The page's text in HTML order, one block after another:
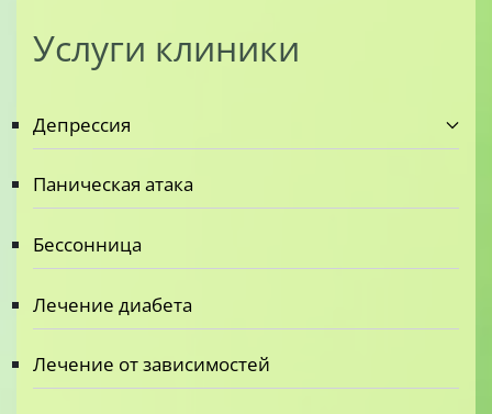
Услуги клиники
Депрессия
Паническая атака
Бессонница
Лечение диабета
Лечение от зависимостей